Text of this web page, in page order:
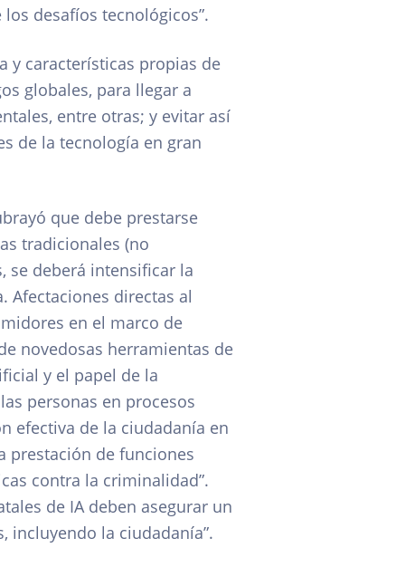
desafíos tecnológicos”.
y características propias de
globales, para llegar a
entre otras; y evitar así
de la tecnología en gran
que debe prestarse
tradicionales (no
se deberá intensificar la
Afectaciones directas al
en el marco de
novedosas herramientas de
y el papel de la
personas en procesos
efectiva de la ciudadanía en
prestación de funciones
contra la criminalidad”.
de IA deben asegurar un
incluyendo la ciudadanía”.